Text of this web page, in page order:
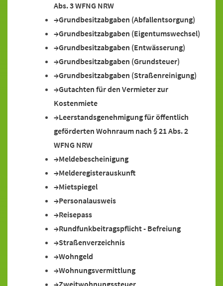
Abs. 3 WFNG NRW
Grundbesitzabgaben (Abfallentsorgung)
Grundbesitzabgaben (Eigentumswechsel)
Grundbesitzabgaben (Entwässerung)
Grundbesitzabgaben (Grundsteuer)
Grundbesitzabgaben (Straßenreinigung)
Gutachten für den Vermieter zur
Kostenmiete
Leerstandsgenehmigung für öffentlich
geförderten Wohnraum nach § 21 Abs. 2
WFNG NRW
Meldebescheinigung
Melderegisterauskunft
Mietspiegel
Personalausweis
Reisepass
Rundfunkbeitragspflicht - Befreiung
Straßenverzeichnis
Wohngeld
Wohnungsvermittlung
Zweitwohnungssteuer